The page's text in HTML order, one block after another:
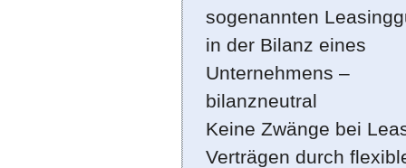
sogenannten
in der Bilanz eines
Unternehmens –
bilanzneutral
Keine Zwänge bei
Verträgen durch